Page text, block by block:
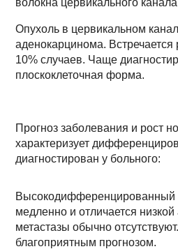
волокна цервикального
Опухоль в цервикальном
аденокарцинома.
10% случаев. Чаще
плоскоклеточная форма.
Прогноз заболевания и рост
характеризует
диагностирован у больного:
Высокодифференцированный
медленно и отличается низкой
метастазы обычно
благоприятным прогнозом.